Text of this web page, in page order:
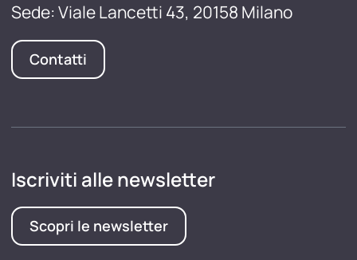
Sede: Viale Lancetti 43, 20158 Milano
Contatti
Iscriviti alle newsletter
Scopri le newsletter